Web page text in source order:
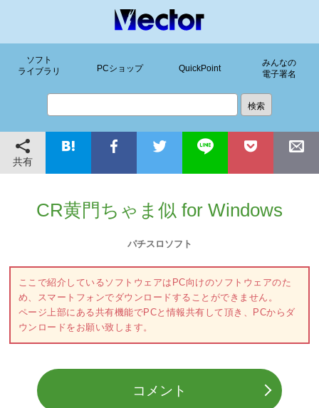
ソフト
ライブラリ
PCショップ QuickPoint
みんなの
電子署名
共有
CR黄門ちゃま似 for Windows
パチスロソフト
ここで紹介しているソフトウェアはPC向けのソフトウェアのた
め、スマートフォンでダウンロードすることができません。
ページ上部にある共有機能でPCと情報共有して頂き、PCからダ
ウンロードをお願い致します。
コメント